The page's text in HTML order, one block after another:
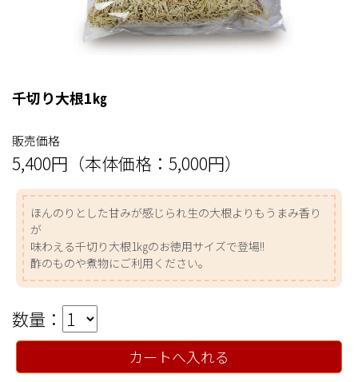
千切り大根1㎏
販売価格
5,400円（本体価格：5,000円）
ほんのりとした甘みが感じられ生の大根よりもうまみ香り
が
味わえる千切り大根1㎏のお徳用サイズで登場!!
酢のものや煮物にご利用ください。
数量：
カートへ入れる